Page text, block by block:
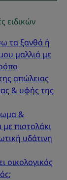
ειδικών
τα ξανθά ή
μαλλιά με
απώλειας
& υφής της
&
πιστολάκι
υδάτινη
οικολογικός